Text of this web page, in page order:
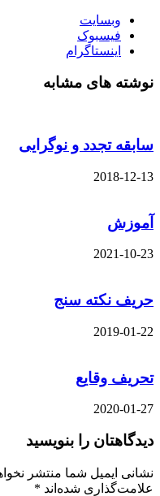
وبسایت
فیسبوک
اینستاگرام
نوشته های مشابه
سابقه تجدد و نوگرایی
2018-12-13
آموزش
2021-10-23
حریف نکته سنج
2019-01-22
تحریف وقایع
2020-01-27
دیدگاهتان را بنویسید
نشانی ایمیل شما منتشر
علامت‌گذاری شده‌اند *